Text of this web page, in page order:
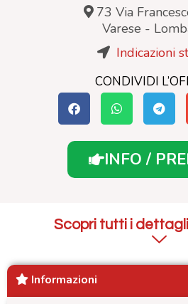
73 Via
Varese -
Indicazioni
CONDIVIDI
INFO /
Scopri tutti i
Informazioni